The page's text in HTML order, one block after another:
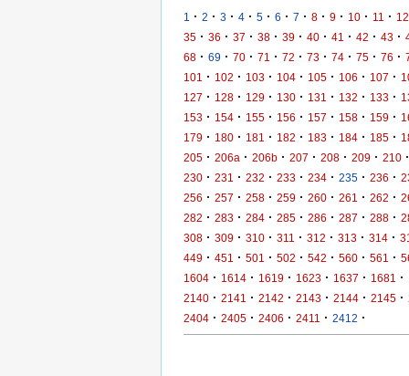
1 · 2 · 3 · 4 · 5 · 6 · 7 · 8 · 9 · 10 · 11 · 12
35 · 36 · 37 · 38 · 39 · 40 · 41 · 42 · 43 ·
68 · 69 · 70 · 71 · 72 · 73 · 74 · 75 · 76 ·
101
· 102 · 103 · 104 · 105 · 106 · 107 ·
127 · 128 · 129 · 130 · 131 · 132 · 133 ·
153 · 154 · 155 · 156 · 157 · 158 · 159 ·
179 · 180 · 181 · 182 · 183 · 184 · 185 ·
205 · 206a · 206b · 207 · 208 · 209 · 210 ·
230 · 231 · 232 · 233 · 234 · 235 · 236 ·
256 · 257 · 258 · 259 · 260 · 261 · 262 ·
282 · 283 · 284 · 285 · 286 · 287 · 288 ·
308 · 309 · 310 · 311 · 312 · 313 · 314 ·
449 · 451 · 501 · 502 · 542 · 560 · 561 ·
1604 · 1614 · 1619 · 1623 · 1637 · 1681 ·
2140 · 2141 · 2142 · 2143 · 2144 · 2145 ·
2404 · 2405 · 2406 · 2411 · 2412 ·